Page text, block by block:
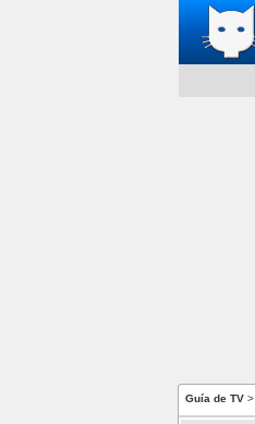
Guía de TV >